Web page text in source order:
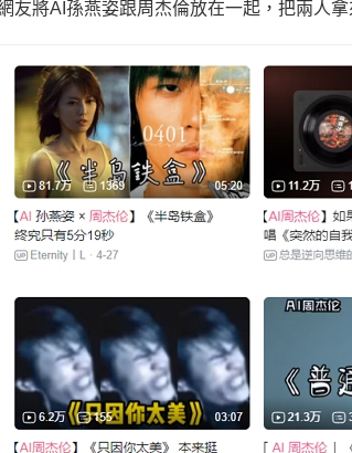
友將AI孫燕姿跟周杰倫放在一起，把兩人